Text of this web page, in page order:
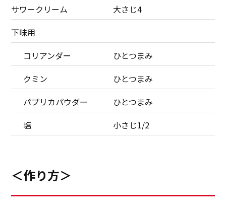
サワークリーム
大さじ4
下味用
コリアンダー
ひとつまみ
クミン
ひとつまみ
パプリカパウダー
ひとつまみ
塩
小さじ1/2
＜作り方＞